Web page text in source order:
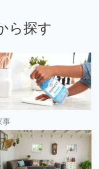
ら探す
事